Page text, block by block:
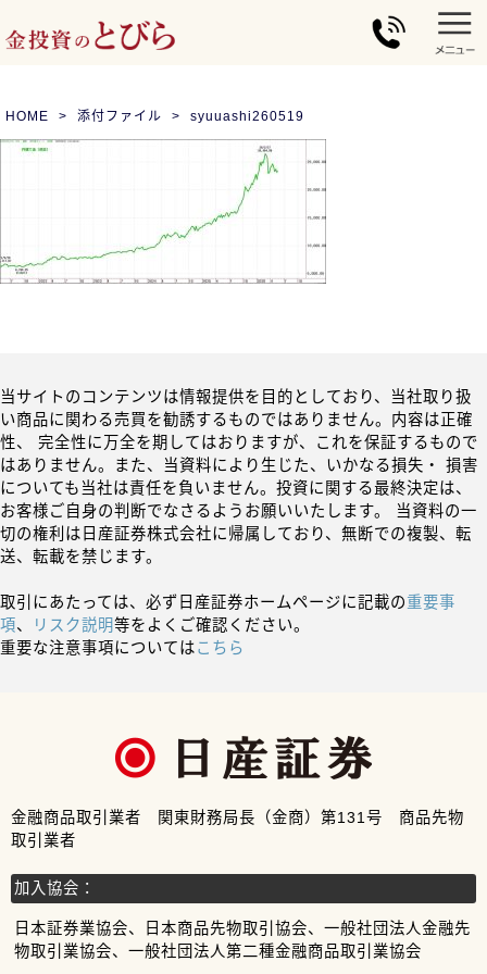
HOME 添付ファイル syuuashi260519
当サイトのコンテンツは情報提供を目的としており、当社取り扱
い商品に関わる売買を勧誘するものではありません。内容は正確
性、 完全性に万全を期してはおりますが、これを保証するもので
はありません。また、当資料により生じた、いかなる損失・ 損害
についても当社は責任を負いません。投資に関する最終決定は、
お客様ご自身の判断でなさるようお願いいたします。 当資料の一
切の権利は日産証券株式会社に帰属しており、無断での複製、転
送、転載を禁じます。
取引にあたっては、必ず日産証券ホームページに記載の重要事
項、 リスク説明等をよくご確認ください。
重要な注意事項についてはこちら
金融商品取引業者 関東財務局長（金商）第131号 商品先物
取引業者
加入協会：
日本証券業協会、日本商品先物取引協会、一般社団法人金融先
物取引業協会、一般社団法人第二種金融商品取引業協会